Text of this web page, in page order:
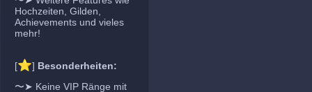
Hochzeiten, Gilden,
Achievements und vieles
mehr!
[⭐] Besonderheiten:
〜➤ Keine VIP Ränge mit